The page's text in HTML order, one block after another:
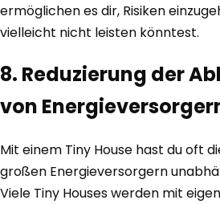
ermöglichen es dir, Risiken
vielleicht nicht leisten könntest.
8. Reduzierung der
von
Mit einem Tiny House hast du oft
großen Energieversorgern
Viele Tiny Houses werden mit